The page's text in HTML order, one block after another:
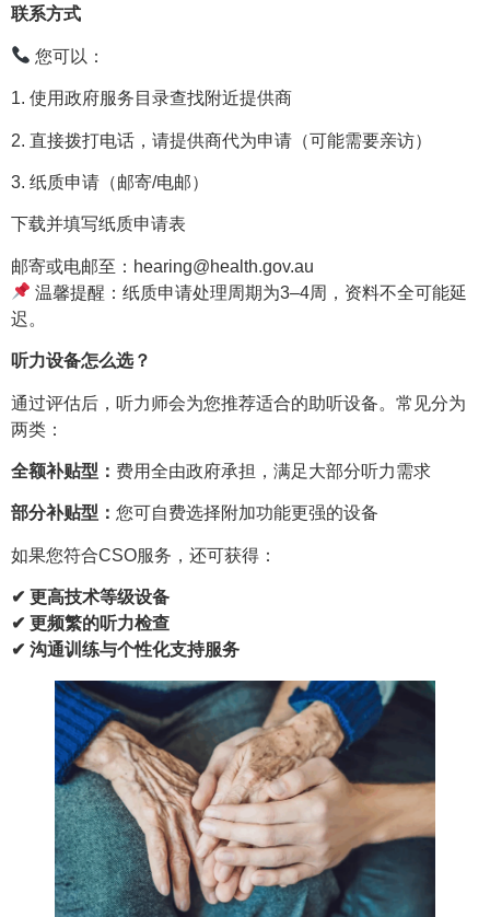
联系方式
您可以：
1. 使用政府服务目录查找附近提供商
2. 直接拨打电话，请提供商代为申请（可能需要亲访）
3. 纸质申请（邮寄/电邮）
下载并填写纸质申请表
邮寄或电邮至：hearing@health.gov.au
温馨提醒：纸质申请处理周期为3–4周，资料不全可能延
迟。
听力设备怎么选？
通过评估后，听力师会为您推荐适合的助听设备。常见分为
两类：
全额补贴型： 费用全由政府承担，满足大部分听力需求
部分补贴型： 您可自费选择附加功能更强的设备
如果您符合CSO服务，还可获得：
✔ 更高技术等级设备
✔ 更频繁的听力检查
✔ 沟通训练与个性化支持服务